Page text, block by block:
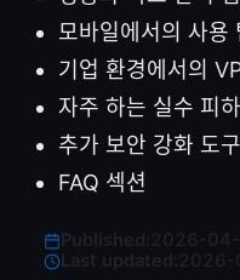
모바일에서의 사용
기업 환경에서의
자주 하는 실수 피하
추가 보안 강화 도
FAQ 섹션
Last updated: